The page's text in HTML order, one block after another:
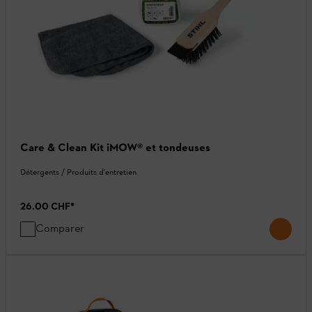
Care & Clean Kit iMOW® et tondeuses
Détergents / Produits d'entretien
26.00 CHF*
Comparer